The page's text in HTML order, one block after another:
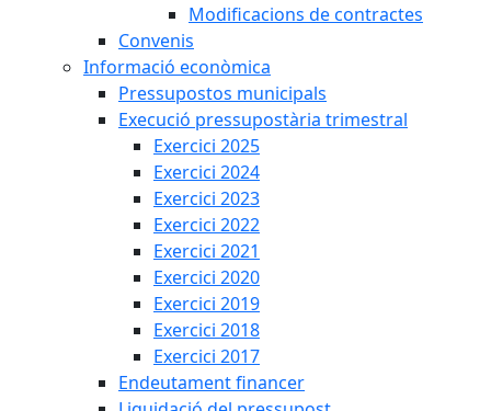
Modificacions de contractes
Convenis
Informació econòmica
Pressupostos municipals
Execució pressupostària trimestral
Exercici 2025
Exercici 2024
Exercici 2023
Exercici 2022
Exercici 2021
Exercici 2020
Exercici 2019
Exercici 2018
Exercici 2017
Endeutament financer